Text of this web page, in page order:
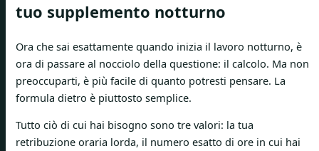
tuo supplemento notturno
Ora che sai esattamente quando inizia il lavoro notturno, è
ora di passare al nocciolo della questione: il calcolo. Ma non
preoccuparti, è più facile di quanto potresti pensare. La
formula dietro è piuttosto semplice.
Tutto ciò di cui hai bisogno sono tre valori: la tua
retribuzione oraria lorda, il numero esatto di ore in cui hai